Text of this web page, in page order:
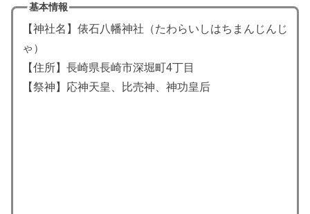
基本情報
【神社名】俵石八幡神社（たわらいしはちまんじんじ
ゃ）
【住所】長崎県長崎市深堀町4丁目
【祭神】応神天皇、
比売神、 神功皇后